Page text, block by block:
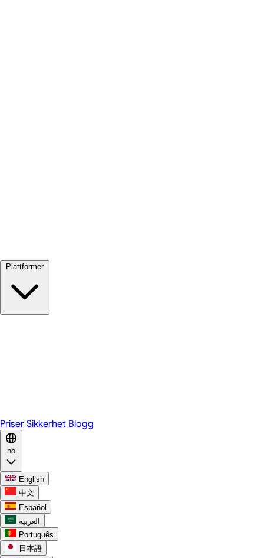
Plattformer
Priser Sikkerhet Blogg
no
English
中文
Español
العربية
Português
日本語